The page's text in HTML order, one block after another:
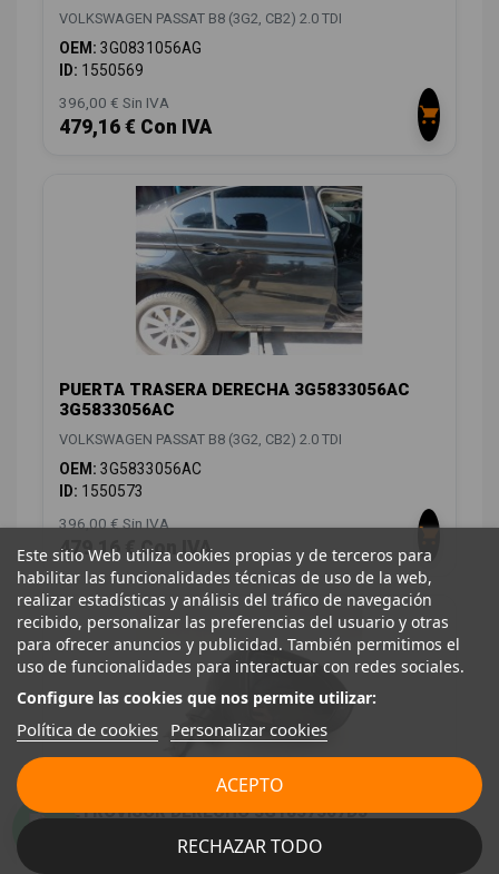
VOLKSWAGEN PASSAT B8 (3G2, CB2) 2.0 TDI
OEM: 3G0831056AG
ID: 1550569
396,00 € Sin IVA
479,16 € Con IVA
PUERTA TRASERA DERECHA 3G5833056AC
3G5833056AC
VOLKSWAGEN PASSAT B8 (3G2, CB2) 2.0 TDI
OEM: 3G5833056AC
ID: 1550573
396,00 € Sin IVA
479,16 € Con IVA
RETROVISOR DERECHO 3G1857507DJ
VOLKSWAGEN PASSAT B8 (3G2, CB2) 2.0 TDI
Este sitio Web utiliza cookies propias y de terceros para
habilitar las funcionalidades técnicas de uso de la web,
realizar estadísticas y análisis del tráfico de navegación
recibido, personalizar las preferencias del usuario y otras
para ofrecer anuncios y publicidad. También permitimos el
uso de funcionalidades para interactuar con redes sociales.
Configure las cookies que nos permite utilizar:
Política de cookies Personalizar cookies
RECHAZAR TODO
ACEPTO